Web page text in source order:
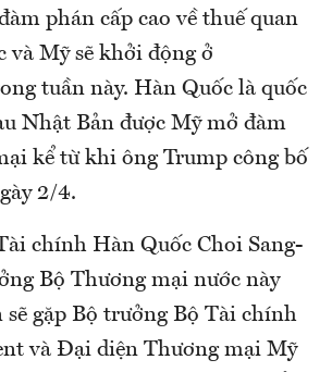
phán cấp cao về thuế quan
và Mỹ sẽ khởi động ở
tuần này. Hàn Quốc là quốc
Nhật Bản được Mỹ mở đàm
kể từ khi ông Trump công bố
2/4.
chính Hàn Quốc Choi Sang-
Bộ Thương mại nước này
gặp Bộ trưởng Bộ Tài chính
và Đại diện Thương mại Mỹ